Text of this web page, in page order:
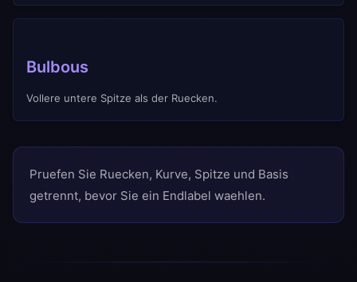
Bulbous
Vollere untere Spitze als der Ruecken.
Pruefen Sie Ruecken, Kurve, Spitze und Basis
getrennt, bevor Sie ein Endlabel waehlen.